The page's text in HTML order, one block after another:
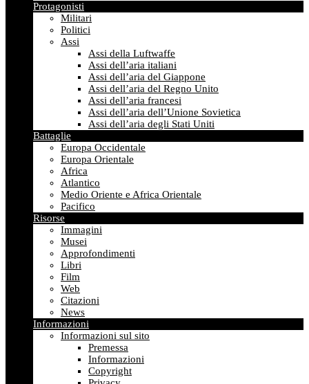
Protagonisti
Militari
Politici
Assi
Assi della Luftwaffe
Assi dell’aria italiani
Assi dell’aria del Giappone
Assi dell’aria del Regno Unito
Assi dell’aria francesi
Assi dell’aria dell’Unione Sovietica
Assi dell’aria degli Stati Uniti
Battaglie
Europa Occidentale
Europa Orientale
Africa
Atlantico
Medio Oriente e Africa Orientale
Pacifico
Risorse
Immagini
Musei
Approfondimenti
Libri
Film
Web
Citazioni
News
Informazioni
Informazioni sul sito
Premessa
Informazioni
Copyright